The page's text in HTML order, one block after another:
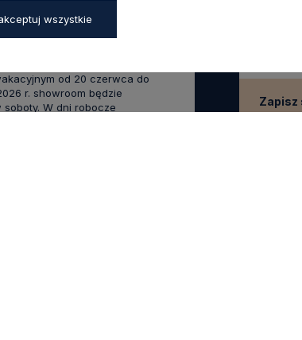
na
Zapisz
- 17:00,
od 20 czerwca do
r. showroom będzie
soboty. W dni robocze
wszystkie